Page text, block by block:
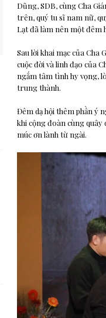
Dũng, SDB, cùng Cha
trên, quý tu sĩ nam nữ,
Lạt đã làm nên một đêm
Sau lời khai mạc của Cha
cuộc đời và linh đạo của
ngắm tâm tình hy vọng,
trung thành.
Đêm dạ hội thêm phần ý
khi cộng đoàn cùng quây
múc ơn lành từ ngài.